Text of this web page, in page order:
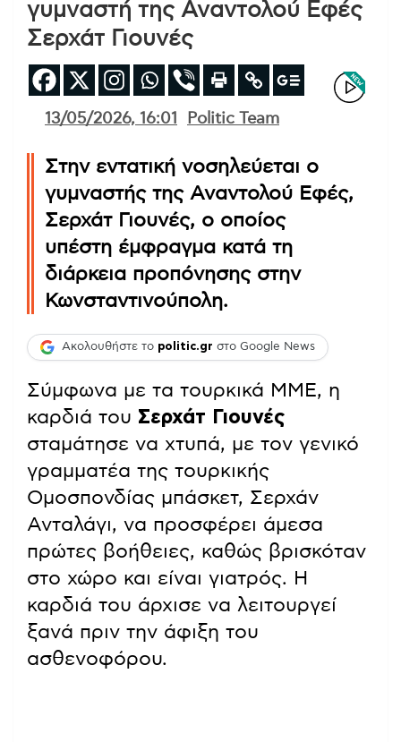
γυμναστή της Αναντολού Εφές
Σερχάτ Γιουνές
13/05/2026, 16:01 Politic Team
Στην εντατική νοσηλεύεται ο
γυμναστής της Αναντολού Εφές,
Σερχάτ Γιουνές, ο οποίος
υπέστη έμφραγμα κατά τη
διάρκεια προπόνησης στην
Κωνσταντινούπολη.
Ακολουθήστε το politic.gr στο Google News
Σύμφωνα με τα τουρκικά ΜΜΕ, η
καρδιά του Σερχάτ Γιουνές
σταμάτησε να χτυπά, με τον γενικό
γραμματέα της τουρκικής
Ομοσπονδίας μπάσκετ, Σερχάν
Ανταλάγι, να προσφέρει άμεσα
πρώτες βοήθειες, καθώς βρισκόταν
στο χώρο και είναι γιατρός. Η
καρδιά του άρχισε να λειτουργεί
ξανά πριν την άφιξη του
ασθενοφόρου.